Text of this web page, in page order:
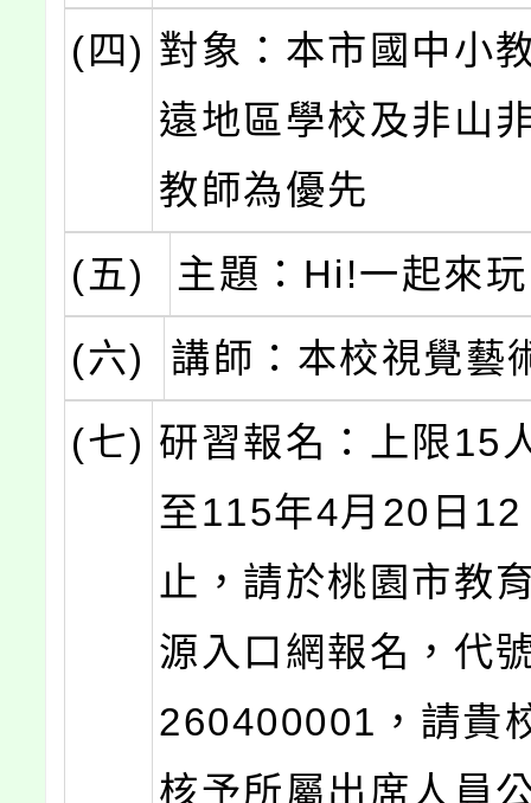
(四) 對象：本市國中小
遠地區學校及非山
教師為優先
(五)
主題：Hi!一起來
(六)
講師：本校視覺藝
(七) 研習報名：上限15
至115年4月20日
止，請於桃園市教
源入口網報名，代
260400001，請貴
核予所屬出席人員